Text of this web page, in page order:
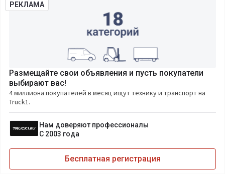
РЕКЛАМА
Размещайте свои объявления и пусть покупатели
выбирают вас!
4 миллиона покупателей в месяц ищут технику и транспорт на
Truck1.
Нам доверяют профессионалы
С 2003 года
Бесплатная регистрация